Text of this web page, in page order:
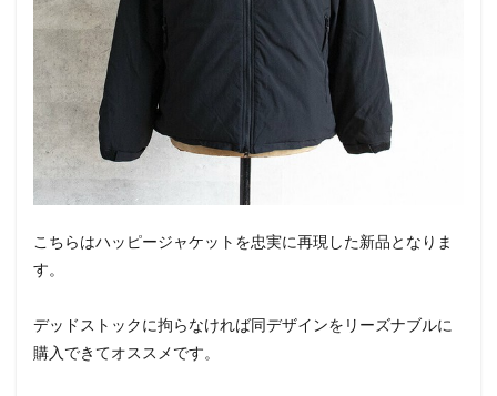
こちらはハッピージャケットを忠実に再現した新品となりま
す。
デッドストックに拘らなければ同デザインをリーズナブルに
購入できてオススメです。